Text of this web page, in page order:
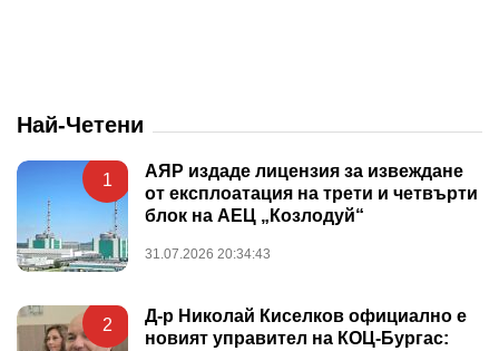
Най-Четени
1
АЯР издаде лицензия за извеждане
от експлоатация на трети и четвърти
блок на АЕЦ „Козлодуй“
31.07.2026 20:34:43
2
Д-р Николай Киселков официално е
новият управител на КОЦ-Бургас: